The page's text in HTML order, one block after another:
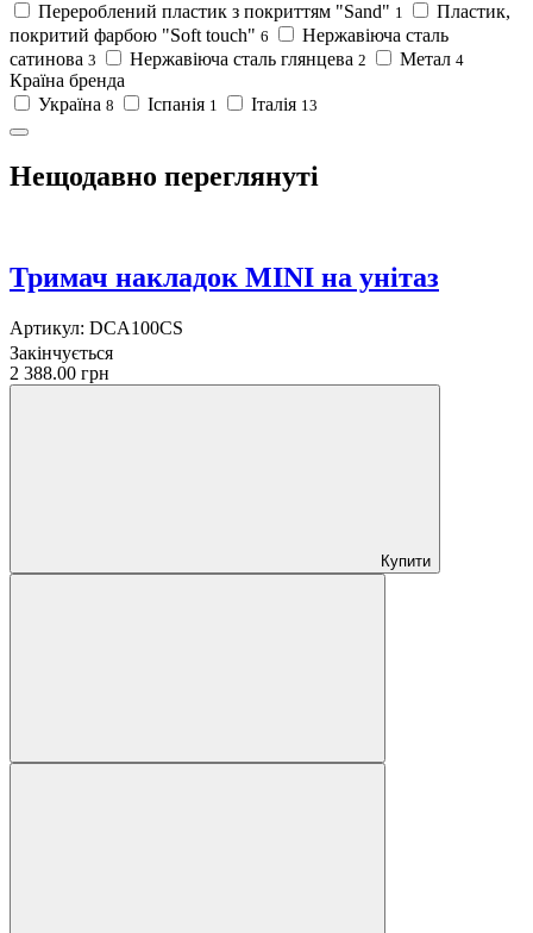
Перероблений пластик з покриттям "Sand" 1
Пластик,
покритий фарбою "Soft touch" 6
Нержавіюча сталь
сатинова 3 Нержавіюча сталь глянцева 2 Метал 4
Країна бренда
Україна 8 Іспанія 1 Італія 13
Нещодавно переглянуті
Тримач накладок MINI на унітаз
Артикул: DCA100CS
Закінчується
2 388.00 грн
Купити